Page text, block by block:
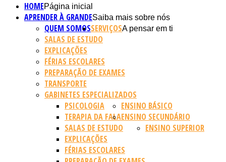
HOMEPágina inicial
APRENDER À GRANDESaiba mais sobre nós
QUEM SOMOSSERVIÇOSA pensar em ti
SALAS DE ESTUDO
EXPLICAÇÕES
FÉRIAS ESCOLARES
PREPARAÇÃO DE EXAMES
TRANSPORTE
GABINETES ESPECIALIZADOS
PSICOLOGIA
TERAPIA DA FALA
ENSINO BÁSICO
SALAS DE ESTUDO
EXPLICAÇÕES
FÉRIAS ESCOLARES
ENSINO SECUNDÁRIO
ENSINO SUPERIOR